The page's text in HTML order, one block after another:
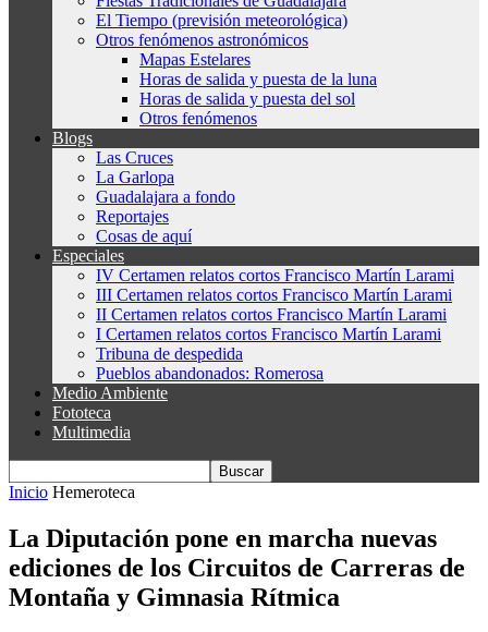
El Tiempo (previsión meteorológica)
Otros fenómenos astronómicos
Mapas Estelares
Horas de salida y puesta de la luna
Horas de salida y puesta del sol
Otros fenómenos
Blogs
Las Cruces
La Garlopa
Guadalajara a fondo
Reportajes
Cosas de aquí
Especiales
IV Certamen relatos cortos Francisco Martín Larami
III Certamen relatos cortos Francisco Martín Larami
II Certamen relatos cortos Francisco Martín Larami
I Certamen relatos cortos Francisco Martín Larami
Tribuna de despedida
Pueblos abandonados: Romerosa
Medio Ambiente
Fototeca
Multimedia
Inicio Hemeroteca
La Diputación pone en marcha nuevas
ediciones de los Circuitos de Carreras de
Montaña y Gimnasia Rítmica